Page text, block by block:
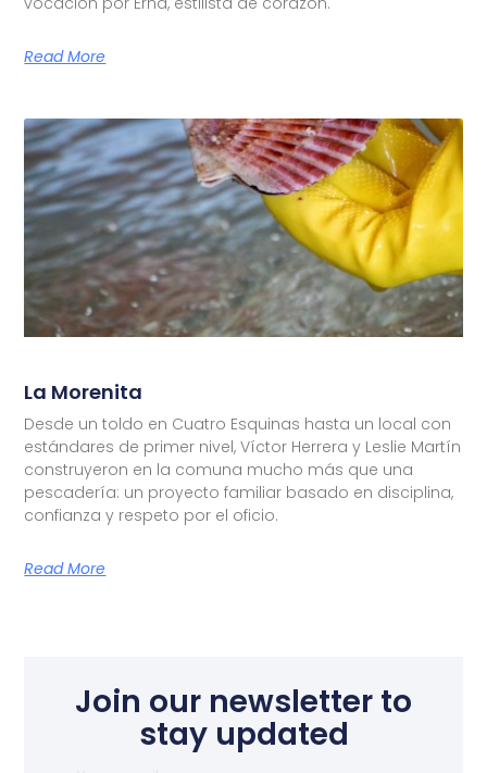
Read More
La Morenita
Desde un toldo en Cuatro Esquinas hasta un local con
estándares de primer nivel, Víctor Herrera y Leslie Martín
construyeron en la comuna mucho más que una
pescadería: un proyecto familiar basado en disciplina,
confianza y respeto por el oficio.
Read More
Join our newsletter to
stay updated